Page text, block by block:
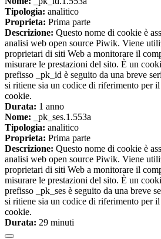
Tipologia: analitico
Proprieta: Prima parte
Descrizione: Questo nome di cookie è
analisi web open source Piwik. Viene
proprietari di siti Web a monitorare il
misurare le prestazioni del sito. È un
prefisso _pk_id è seguito da una breve
si ritiene sia un codice di riferimento per
cookie.
Durata: 1 anno
Nome: _pk_ses.1.553a
Tipologia: analitico
Proprieta: Prima parte
Descrizione: Questo nome di cookie è
analisi web open source Piwik. Viene
proprietari di siti Web a monitorare il
misurare le prestazioni del sito. È un
prefisso _pk_ses è seguito da una breve
si ritiene sia un codice di riferimento per
cookie.
Durata: 29 minuti